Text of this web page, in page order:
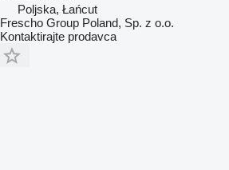
Poljska, Łańcut
Frescho Group Poland, Sp. z o.o.
Kontaktirajte prodavca